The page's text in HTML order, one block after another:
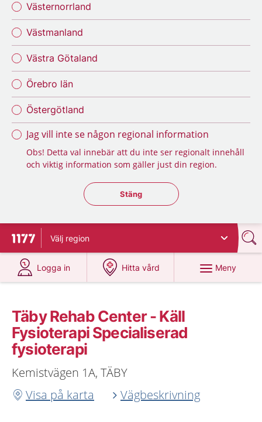
Västernorrland
Västmanland
Västra Götaland
Örebro län
Östergötland
Jag vill inte se någon regional information
Obs! Detta val innebär att du inte ser regionalt innehåll
och viktig information som gäller just din region.
Stäng regionsväljaren
Stäng
Till startsidan för 1177
Välj region
Logga in
på 1177.se
Hitta vård
på 1177.se
Meny
Täby Rehab Center - Käll
Fysioterapi Specialiserad
fysioterapi
Kemistvägen 1A, TÄBY
Visa på karta
Vägbeskrivning